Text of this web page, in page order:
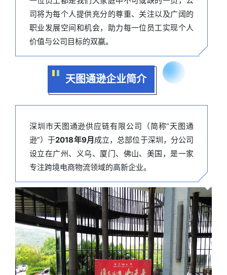
司将为每个人提供充分的尊重、关注以及广阔的
职业发展空间和机会，助力每一位员工实现个人
价值与公司目标的双赢。
天图通逊企业简介
深圳市天图通逊供应链有限公司（简称“天图通
逊”）于2018年9月成立，总部位于深圳，分公司
设立在广州、义乌、厦门、佛山、美国，是一家
专注跨境电商物流领域的高新企业。